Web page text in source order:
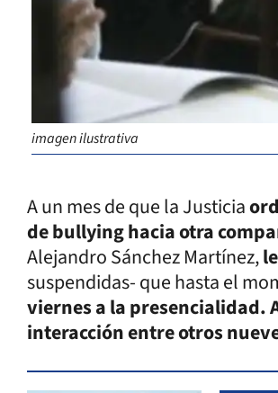
imagen ilustrativa
A un mes de que la Justicia
de bullying hacia otra
Alejandro Sánchez Martínez,
suspendidas- que hasta el
viernes a la presencialidad.
interacción entre otros